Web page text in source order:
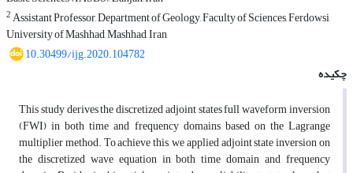
2Assistant Professor, Department of Geology, Faculty of Sciences, Ferdowsi
University of Mashhad, Mashhad, Iran
10.30499/ijg.2020.104782
چکیده
This study derives the discretized adjoint states full waveform inversion
(FWI) in both time and frequency domains based on the Lagrange
multiplier method. To achieve this, we applied adjoint state inversion on
the discretized wave equation in both time domain and frequency